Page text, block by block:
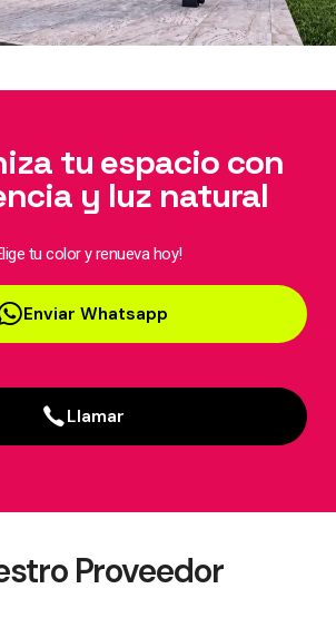
tu espacio con
y luz natural
tu color y renueva hoy!
Enviar Whatsapp
Llamar
Proveedor